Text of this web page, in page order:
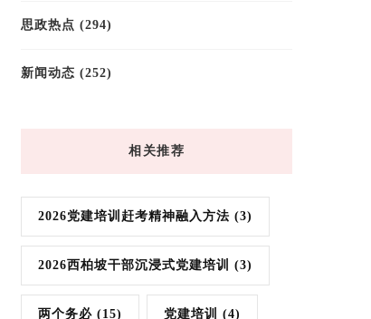
思政热点 (294)
新闻动态 (252)
相关推荐
2026党建培训赶考精神融入方法 (3)
2026西柏坡干部沉浸式党建培训 (3)
两个务必 (15) 党建培训 (4)